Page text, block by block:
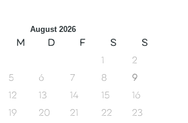
August 2026
M D F S
S
1
2
5 6 7 8
9
12 13 14 15
16
19 20 21 22
23